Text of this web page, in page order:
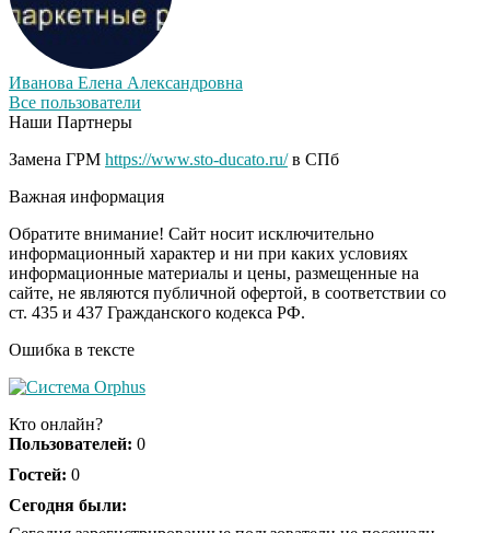
Иванова Елена Александровна
Все пользователи
Наши Партнеры
Замена ГРМ https://www.sto-ducato.ru/в СПб
Важная информация
Обратите внимание! Сайт носит исключительно
информационный характер и ни при каких условиях
информационные материалы и цены, размещенные на
сайте, не являются публичной офертой, в соответствии со
ст. 435 и 437 Гражданского кодекса РФ.
Ошибка в тексте
Кто онлайн?
Пользователей: 0
Гостей: 0
Сегодня были: